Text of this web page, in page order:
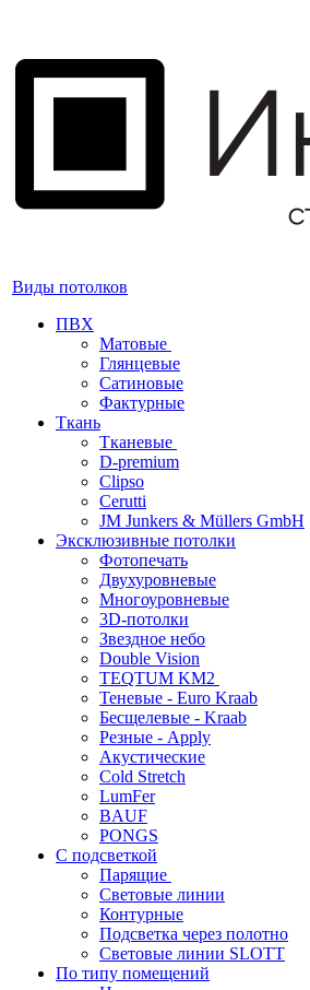
Виды потолков
ПВХ
Матовые
Глянцевые
Сатиновые
Фактурные
Ткань
Тканевые
D-premium
Clipso
Cerutti
JM Junkers & Müllers GmbH
Эксклюзивные потолки
Фотопечать
Двухуровневые
Многоуровневые
3D-потолки
Звездное небо
Double Vision
TEQTUM KM2
Теневые - Euro Kraab
Бесщелевые - Kraab
Резные - Apply
Акустические
Cold Stretch
LumFer
BAUF
PONGS
С подсветкой
Парящие
Световые линии
Контурные
Подсветка через полотно
Световые линии SLOTT
По типу помещений